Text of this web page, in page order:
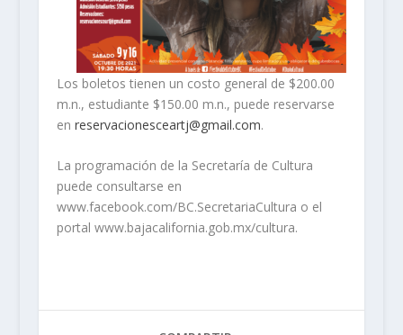
Los boletos tienen un costo general de $200.00
m.n., estudiante $150.00 m.n., puede reservarse
en reservacionesceartj@gmail.com.
La programación de la Secretaría de Cultura
puede consultarse en
www.facebook.com/BC.SecretariaCultura o el
portal www.bajacalifornia.gob.mx/cultura.